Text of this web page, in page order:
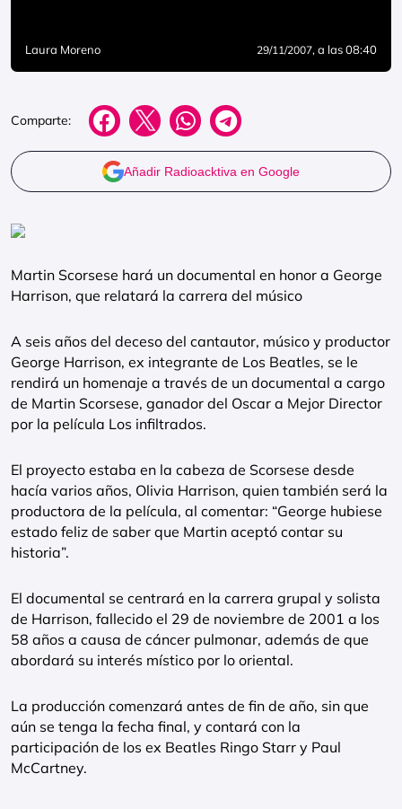
Laura Moreno 29/11/2007, a las 08:40
Comparte:
Añadir Radioacktiva en Google
Martin Scorsese hará un documental en honor a George
Harrison, que relatará la carrera del músico
A seis años del deceso del cantautor, músico y productor
George Harrison, ex integrante de Los Beatles, se le
rendirá un homenaje a través de un documental a cargo
de Martin Scorsese, ganador del Oscar a Mejor Director
por la película Los infiltrados.
El proyecto estaba en la cabeza de Scorsese desde
hacía varios años, Olivia Harrison, quien también será la
productora de la película, al comentar: “George hubiese
estado feliz de saber que Martin aceptó contar su
historia”.
El documental se centrará en la carrera grupal y solista
de Harrison, fallecido el 29 de noviembre de 2001 a los
58 años a causa de cáncer pulmonar, además de que
abordará su interés místico por lo oriental.
La producción comenzará antes de fin de año, sin que
aún se tenga la fecha final, y contará con la
participación de los ex Beatles Ringo Starr y Paul
McCartney.